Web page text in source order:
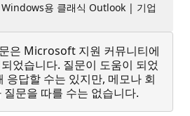
용 클래식 Outlook | 기업
은 Microsoft 지원 커뮤니티에
었습니다. 질문이 도움이 되었
응답할 수는 있지만, 메모나 회
문을 따를 수는 없습니다.